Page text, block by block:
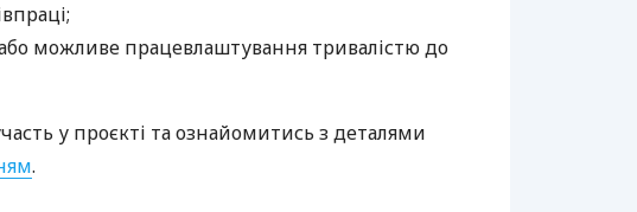
можливе працевлаштування тривалістю до
у проєкті та ознайомитись з деталями
.